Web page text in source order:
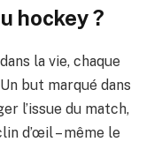
hockey ?
la vie, chaque
but marqué dans
l’issue du match,
d’œil – même le